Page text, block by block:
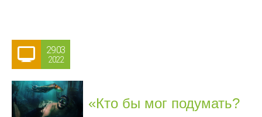
29.03
2022
«Кто бы мог подумать?